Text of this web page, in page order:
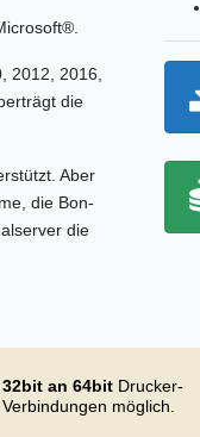
2012, 2016,
die
Aber
die Bon-
die
32bit an 64bit Drucker-
Verbindungen möglich.